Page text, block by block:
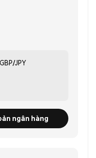
JPY
ngân hàng